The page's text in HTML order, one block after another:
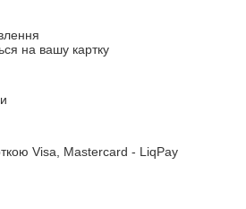
на вашу картку
Visa, Mastercard - LiqPay